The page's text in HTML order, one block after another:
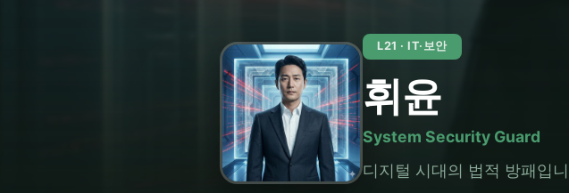
L21 · IT·보안
휘윤
System Security Guard
디지털 시대의 법적 방패입